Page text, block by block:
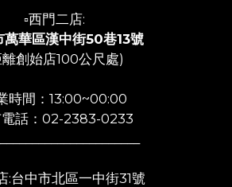
▫️西門二店:
萬華區漢中街50巷13號
創始店100公尺處)
時間：13:00~00:00
電話：02-2383-0233
:台中市北區一中街31號